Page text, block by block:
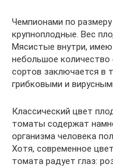
Чемпионами по
крупноплодные. Вес
Мясистые внутри,
небольшое
сортов заключается в
грибковыми и
Классический цвет
томаты содержат
организма человека
Хотя, современное
томата радует глаз: